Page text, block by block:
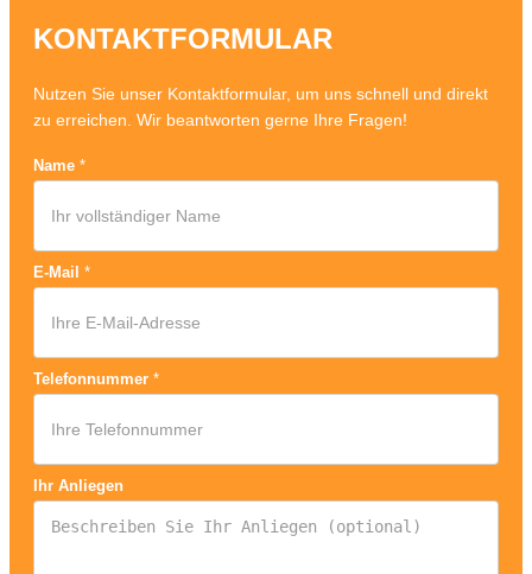
KONTAKTFORMULAR
Nutzen Sie unser Kontaktformular, um uns schnell und direkt
zu erreichen. Wir beantworten gerne Ihre Fragen!
Name *
E-Mail *
Telefonnummer *
Ihr Anliegen